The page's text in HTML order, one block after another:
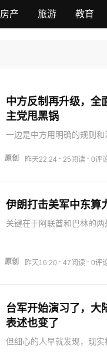
房产 旅游 教育
中方反制再升级，全
主党甩黑锅
一边是中方用明确的规则和
为，中方的逻辑非常直接：
原创 昨天22:24 · 25阅读 · 0评
伊朗打击美军中东算
关键在于阿联酋和巴林的两
过来，所以…
原创 昨天16:20 · 47阅读 · 0评
台军开始演习了，大
表述也变了
但细心的人早就发现，现实